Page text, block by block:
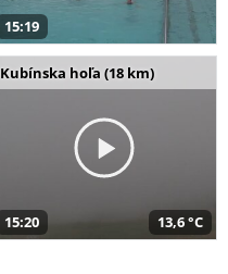
15:19
Kubínska hoľa (18 km)
15:20 13,6 °C